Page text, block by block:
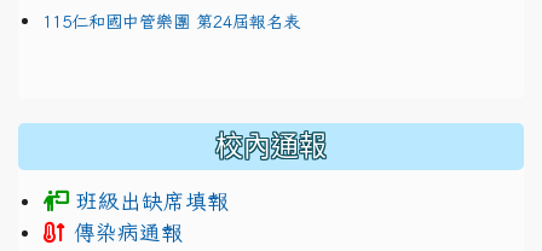
115仁和國中管樂團 第24屆報名表
校內通報
班級出缺席填報
傳染病通報